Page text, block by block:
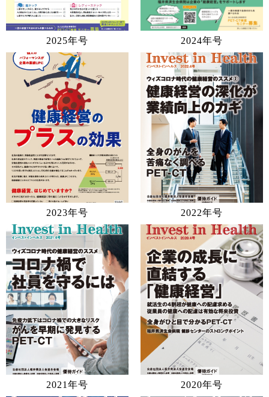
2025年号 2024年号
2023年号 2022年号
2021年号 2020年号